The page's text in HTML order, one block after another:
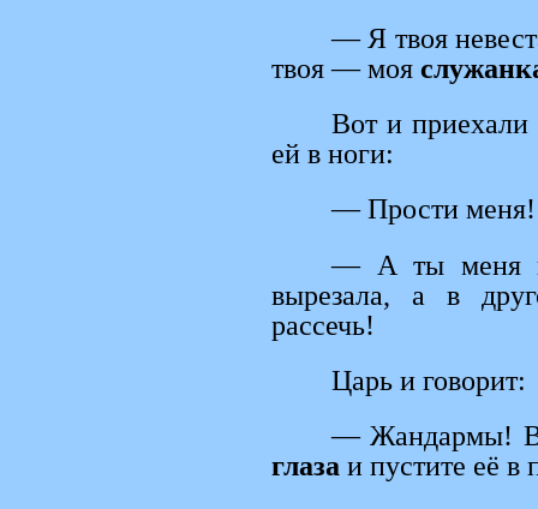
— Я твоя
твоя — моя
Вот и приехали
ей в ноги:
— Прости меня!
— А ты меня
вырезала, а в
рассечь!
Царь и говорит:
— Жандармы!
глаза и пустите её в